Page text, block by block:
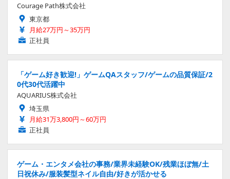
Courage Path株式会社
東京都
月給27万円～35万円
正社員
「ゲーム好き歓迎!」ゲームQAスタッフ/ゲームの品質保証/2
0代30代活躍中
AQUARIUS株式会社
埼玉県
月給31万3,800円～60万円
正社員
ゲーム・エンタメ会社の事務/業界未経験OK/残業ほぼ無/土
日祝休み/服装髪型ネイル自由/好きが活かせる